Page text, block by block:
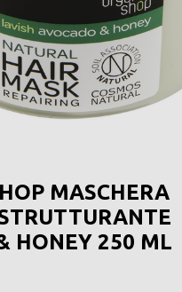
MASCHERA
HONEY 250 ML